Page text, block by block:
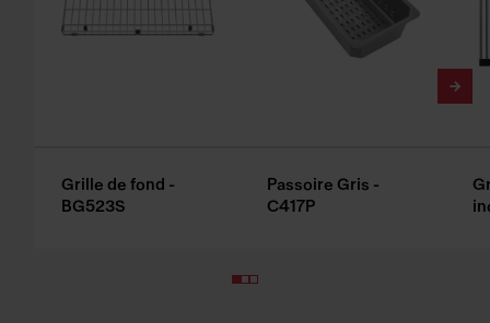
Grille de fond -
BG523S
Passoire Gris -
C417P